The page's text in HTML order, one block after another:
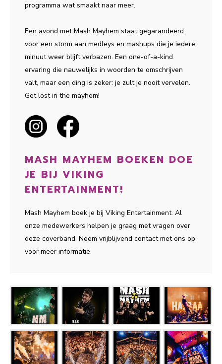
programma wat smaakt naar meer.
Een avond met Mash Mayhem staat gegarandeerd
voor een storm aan medleys en mashups die je iedere
minuut weer blijft verbazen. Een one-of-a-kind
ervaring die nauwelijks in woorden te omschrijven
valt, maar een ding is zeker: je zult je nooit vervelen.
Get lost in the mayhem!
MASH MAYHEM BOEKEN DOE
JE BIJ VIKING
ENTERTAINMENT!
Mash Mayhem boek je bij Viking Entertainment. Al
onze medewerkers helpen je graag met vragen over
deze coverband. Neem vrijblijvend contact met ons op
voor meer informatie.